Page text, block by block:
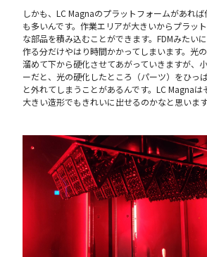
しかも、LC Magnaのプラットフォームがあれ
も多いんです。作業エリアが大きいからプラッ
な部品を積み込むことができます。FDMみたい
作る分だけやはり時間かかってしまいます。光
溜めて下から硬化させてあがっていきますが、
ーだと、光の硬化したところ（パーツ）をひっ
と外れてしまうことがあるんです。LC Magnaは
大きい造形でもきれいに出せるのかなと思います